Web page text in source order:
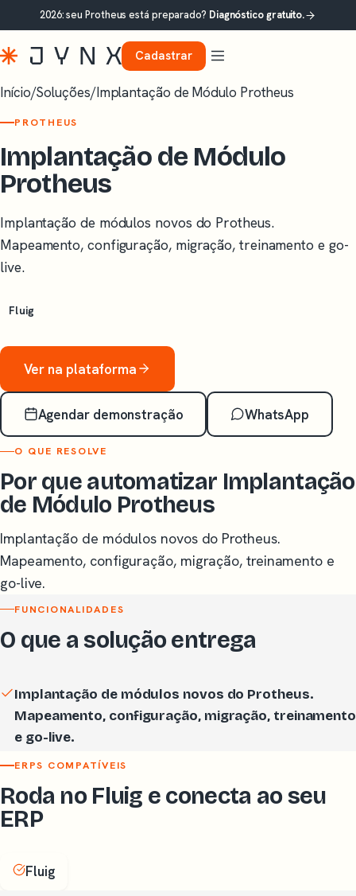
2026: seu Protheus está preparado? Diagnóstico gratuito.
Cadastrar
Início/Soluções/Implantação de Módulo Protheus
PROTHEUS
Implantação de Módulo
Protheus
Implantação de módulos novos do Protheus.
Mapeamento, configuração, migração, treinamento e go-
live.
Fluig
Ver na plataforma
Agendar demonstração WhatsApp
O QUE RESOLVE
Por que automatizar Implantação
de Módulo Protheus
Implantação de módulos novos do Protheus.
Mapeamento, configuração, migração, treinamento e
go-live.
FUNCIONALIDADES
O que a solução entrega
Implantação de módulos novos do Protheus.
Mapeamento, configuração, migração, treinamento
e go-live.
ERPS COMPATÍVEIS
Roda no Fluig e conecta ao seu
ERP
Fluig